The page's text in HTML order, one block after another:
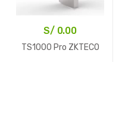
S/ 0.00
TS1000 Pro ZKTECO